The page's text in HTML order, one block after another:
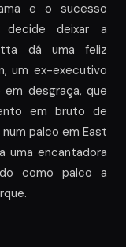
e o sucesso
decide deixar a
dá uma feliz
um ex-executivo
desgraça, que
em bruto de
palco em East
uma encantadora
como palco a